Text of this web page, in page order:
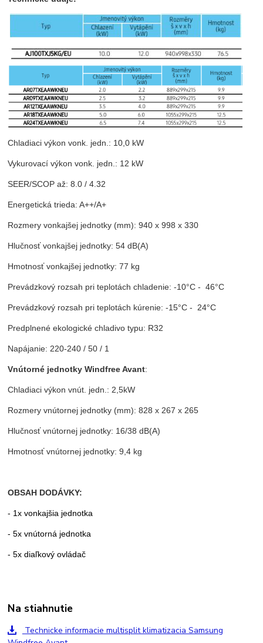
Chladiaci výkon vonk. jedn.: 10,0 kW
Vykurovací výkon vonk. jedn.: 12 kW
SEER/SCOP až: 8.0 / 4.32
Energetická trieda: A++/A+
Rozmery vonkajšej jednotky (mm): 940 x 998 x 330
Hlučnosť vonkajšej jednotky: 54 dB(A)
Hmotnosť vonkajšej jednotky: 77 kg
Prevádzkový rozsah pri teplotách chladenie: -10°C - 46°C
Prevádzkový rozsah pri teplotách kúrenie: -15°C - 24°C
Predplnené ekologické chladivo typu: R32
Napájanie: 220-240 / 50 / 1
Vnútorné jednotky Windfree Avant:
Chladiaci výkon vnút. jedn.: 2,5kW
Rozmery vnútornej jednotky (mm): 828 x 267 x 265
Hlučnosť vnútornej jednotky: 16/38 dB(A)
Hmotnosť vnútornej jednotky: 9,4 kg
OBSAH DODÁVKY:
- 1x vonkajšia jednotka
- 5x vnútorná jednotka
- 5x diaľkový ovládač
Na stiahnutie
Technicke informacie multisplit klimatizacia Samsung